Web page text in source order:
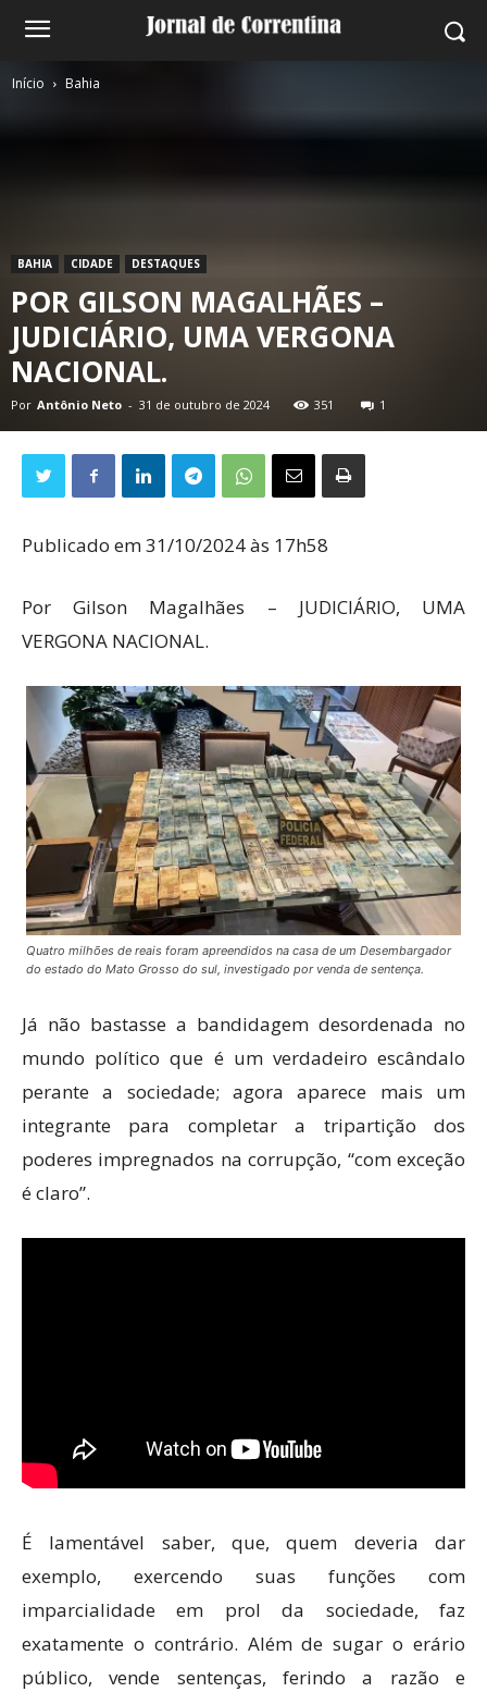
Início Bahia
BAHIA CIDADE DESTAQUES
POR GILSON MAGALHÃES –
JUDICIÁRIO, UMA VERGONA
NACIONAL.
Por Antônio Neto - 31 de outubro de 2024 351 1
Publicado em 31/10/2024 às 17h58
Por Gilson Magalhães – JUDICIÁRIO, UMA
VERGONA NACIONAL.
Quatro milhões de reais foram apreendidos na casa de um Desembargador
do estado do Mato Grosso do sul, investigado por venda de sentença.
Já não bastasse a bandidagem desordenada no
mundo político que é um verdadeiro escândalo
perante a sociedade; agora aparece mais um
integrante para completar a tripartição dos
poderes impregnados na corrupção, “com exceção
é claro”.
É lamentável saber, que, quem deveria dar
exemplo, exercendo suas funções com
imparcialidade em prol da sociedade, faz
exatamente o contrário. Além de sugar o erário
público, vende sentenças, ferindo a razão e